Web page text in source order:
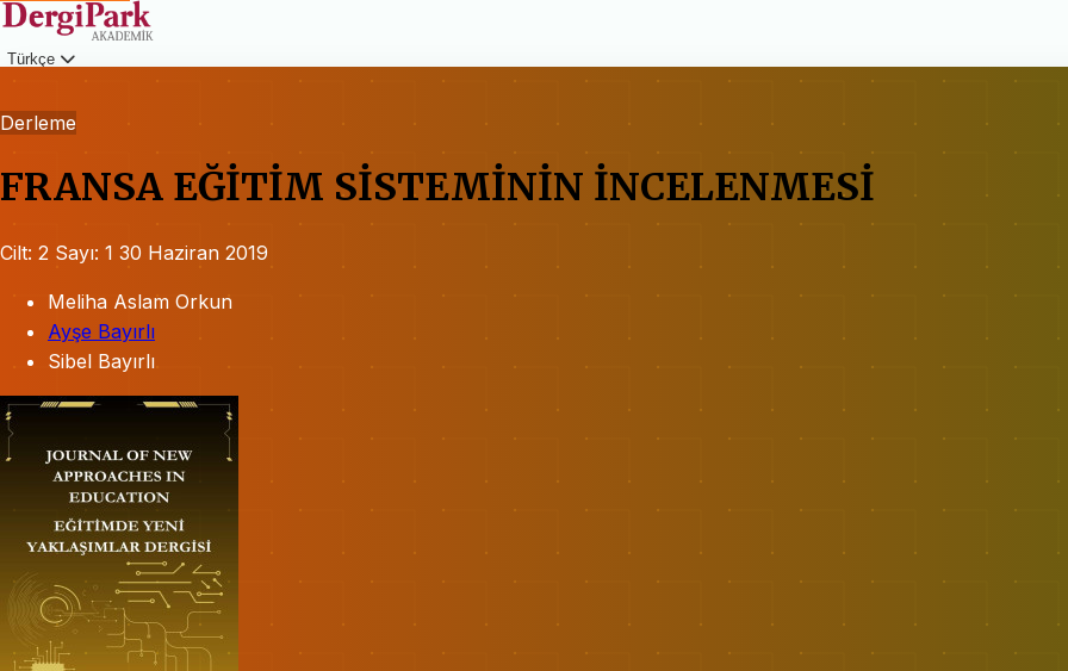
Türkçe
Derleme
FRANSA EĞİTİM SİSTEMİNİN İNCELENMESİ
Cilt: 2 Sayı: 1 30 Haziran 2019
Meliha Aslam Orkun
Ayşe Bayırlı
Sibel Bayırlı